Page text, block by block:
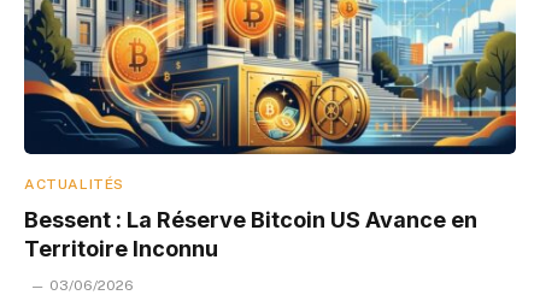
ACTUALITÉS
Bessent : La Réserve Bitcoin US Avance en
Territoire Inconnu
03/06/2026